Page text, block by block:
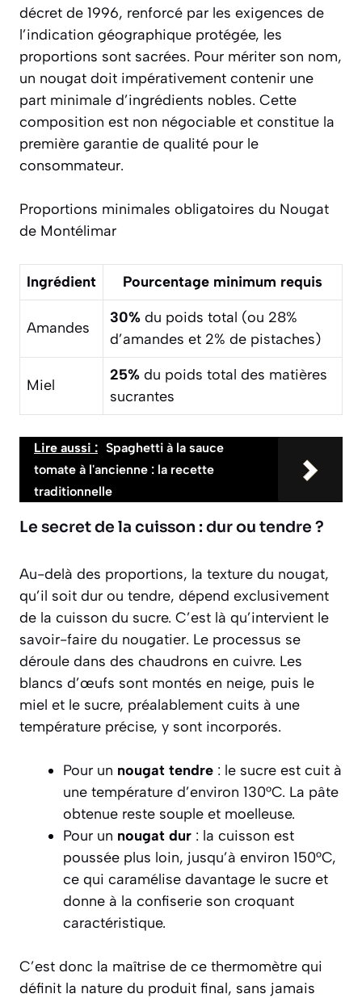
décret de 1996, renforcé par les exigences de
l’indication géographique protégée, les
proportions sont sacrées. Pour mériter son nom,
un nougat doit impérativement contenir une
part minimale d’ingrédients nobles. Cette
composition est non négociable et constitue la
première garantie de qualité pour le
consommateur.
Proportions minimales obligatoires du Nougat
de Montélimar
Ingrédient Pourcentage minimum requis
Amandes
30% du poids total (ou 28%
d’amandes et 2% de pistaches)
Miel
25% du poids total des matières
sucrantes
Lire aussi : Spaghetti à la sauce
tomate à l'ancienne : la recette
traditionnelle
Le secret de la cuisson : dur ou tendre ?
Au-delà des proportions, la texture du nougat,
qu’il soit dur ou tendre, dépend exclusivement
de la cuisson du sucre. C’est là qu’intervient le
savoir-faire du nougatier. Le processus se
déroule dans des chaudrons en cuivre. Les
blancs d’œufs sont montés en neige, puis le
miel et le sucre, préalablement cuits à une
température précise, y sont incorporés.
Pour un nougat tendre : le sucre est cuit à
une température d’environ 130°C. La pâte
obtenue reste souple et moelleuse.
Pour un nougat dur : la cuisson est
poussée plus loin, jusqu’à environ 150°C,
ce qui caramélise davantage le sucre et
donne à la confiserie son croquant
caractéristique.
C’est donc la maîtrise de ce thermomètre qui
définit la nature du produit final, sans jamais